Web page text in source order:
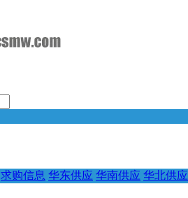
求购信息 华东供应 华南供应 华北供应